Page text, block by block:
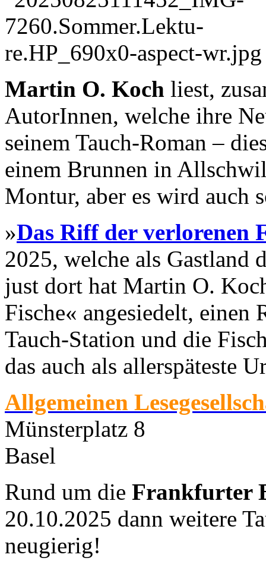
Martin O. Koch liest,
AutorInnen, welche ihre
seinem Tauch-Roman –
einem Brunnen in
Montur, aber es wird auch
»Das Riff der verlorenen
2025, welche als Gastland
just dort hat Martin O.
Fische« angesiedelt, einen
Tauch-Station und die
das auch als allerspäteste
Allgemeinen
Münsterplatz 8
Basel
Rund um die Frankfurter
20.10.2025 dann weitere
neugierig!